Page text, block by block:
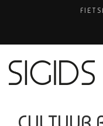
BELEEF DE